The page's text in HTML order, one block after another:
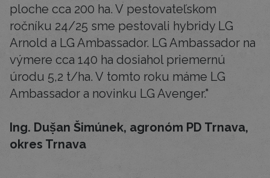
ploche cca 200 ha. V pestovateľskom
ročníku 24/25 sme pestovali hybridy LG
Arnold a LG Ambassador. LG Ambassador na
výmere cca 140 ha dosiahol priemernú
úrodu 5,2 t/ha. V tomto roku máme LG
Ambassador a novinku LG Avenger."
Ing. Duṣ̌an Šimúnek, agronóm PD Trnava,
okres Trnava